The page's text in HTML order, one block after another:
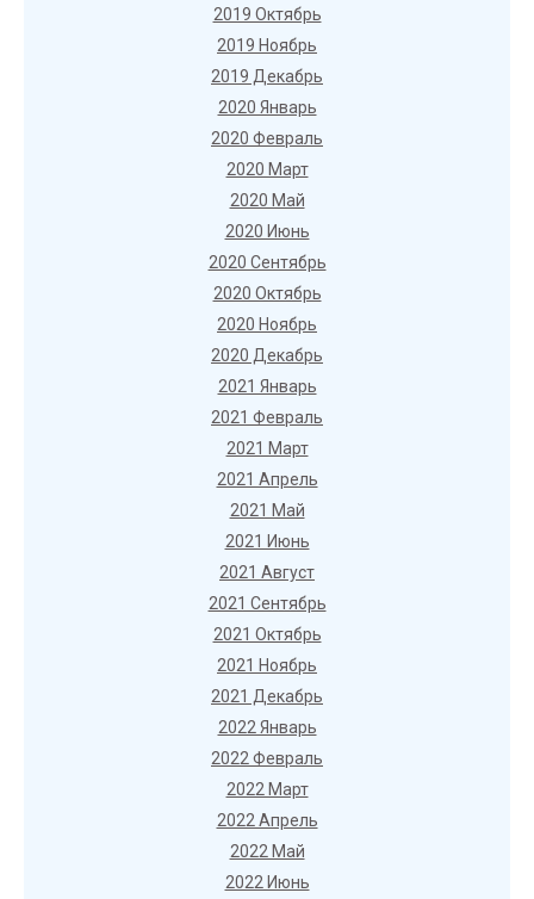
2019 Октябрь
2019 Ноябрь
2019 Декабрь
2020 Январь
2020 Февраль
2020 Март
2020 Май
2020 Июнь
2020 Сентябрь
2020 Октябрь
2020 Ноябрь
2020 Декабрь
2021 Январь
2021 Февраль
2021 Март
2021 Апрель
2021 Май
2021 Июнь
2021 Август
2021 Сентябрь
2021 Октябрь
2021 Ноябрь
2021 Декабрь
2022 Январь
2022 Февраль
2022 Март
2022 Апрель
2022 Май
2022 Июнь